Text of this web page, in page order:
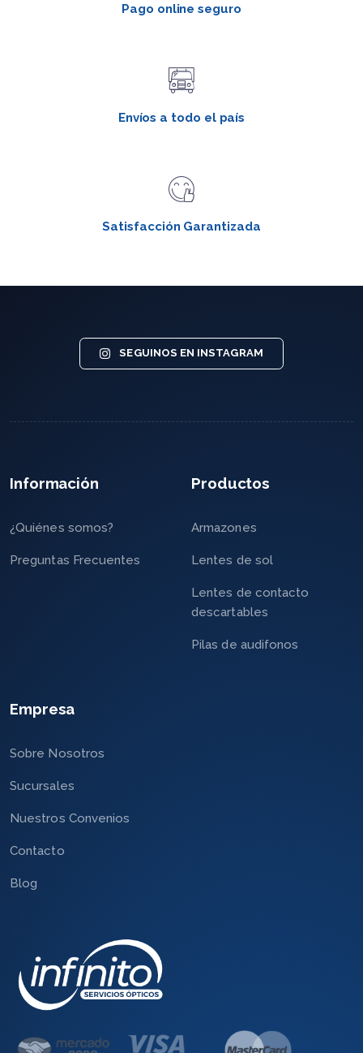
Pago online seguro
Envíos a todo el país
Satisfacción Garantizada
SEGUINOS EN INSTAGRAM
Información
¿Quiénes somos?
Preguntas Frecuentes
Productos
Armazones
Lentes de sol
Lentes de contacto
descartables
Pilas de audifonos
Empresa
Sobre Nosotros
Sucursales
Nuestros Convenios
Contacto
Blog